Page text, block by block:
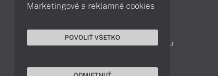
Kontakty
043 4224 771
Obchodné oddelenie
Reklamácia tovaru
Marketingové a reklamné cookies
POVOLIŤ VŠETKO